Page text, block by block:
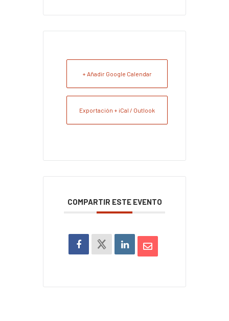
+ Añadir Google Calendar
Exportación + iCal / Outlook
COMPARTIR ESTE EVENTO